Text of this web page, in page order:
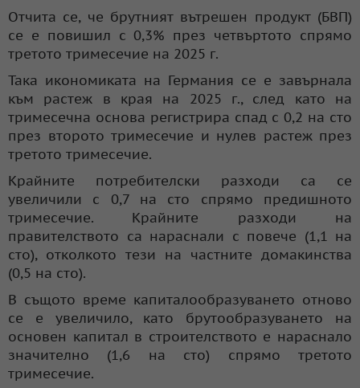
Отчита се, че брутният вътрешен продукт (БВП)
се е повишил с 0,3% през четвъртото спрямо
третото тримесечие на 2025 г.
Така икономиката на Германия се е завърнала
към растеж в края на 2025 г., след като на
тримесечна основа регистрира спад с 0,2 на сто
през второто тримесечие и нулев растеж през
третото тримесечие.
Крайните потребителски разходи са се
увеличили с 0,7 на сто спрямо предишното
тримесечие. Крайните разходи на
правителството са нараснали с повече (1,1 на
сто), отколкото тези на частните домакинства
(0,5 на сто).
В същото време капиталообразуването отново
се е увеличило, като брутообразуването на
основен капитал в строителството е нараснало
значително (1,6 на сто) спрямо третото
тримесечие.